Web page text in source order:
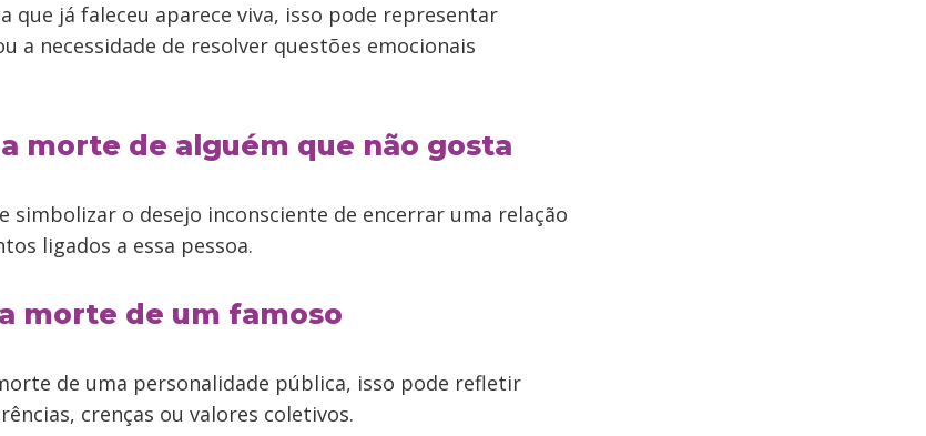
que já faleceu aparece viva, isso pode representar
a necessidade de resolver questões emocionais
morte de alguém que não gosta
simbolizar o desejo inconsciente de encerrar uma relação
ligados a essa pessoa.
morte de um famoso
de uma personalidade pública, isso pode refletir
crenças ou valores coletivos.